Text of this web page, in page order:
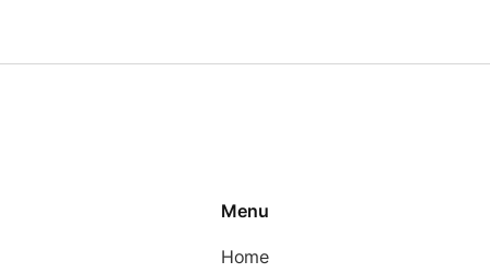
Menu
Home